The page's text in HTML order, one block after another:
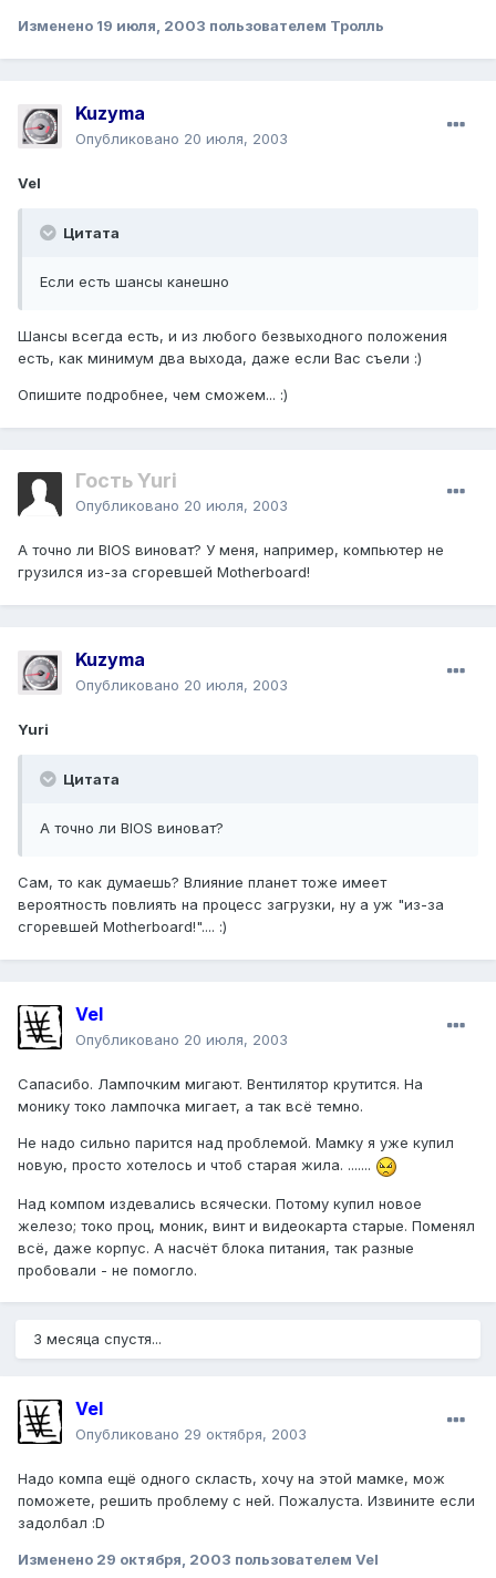
Изменено 19 июля, 2003 пользователем Тролль
Kuzyma
Опубликовано 20 июля, 2003
Vel
Цитата
Если есть шансы канешно
Шансы всегда есть, и из любого безвыходного положения
есть, как минимум два выхода, даже если Вас съели :)
Опишите подробнее, чем сможем... :)
Гость Yuri
Опубликовано 20 июля, 2003
А точно ли BIOS виноват? У меня, например, компьютер не
грузился из-за сгоревшей Motherboard!
Kuzyma
Опубликовано 20 июля, 2003
Yuri
Цитата
А точно ли BIOS виноват?
Сам, то как думаешь? Влияние планет тоже имеет
вероятность повлиять на процесс загрузки, ну а уж "из-за
сгоревшей Motherboard!".... :)
Vel
Опубликовано 20 июля, 2003
Сапасибо. Лампочким мигают. Вентилятор крутится. На
монику токо лампочка мигает, а так всё темно.
Не надо сильно парится над проблемой. Мамку я уже купил
новую, просто хотелось и чтоб старая жила. .......
Над компом издевались всячески. Потому купил новое
железо; токо проц, моник, винт и видеокарта старые. Поменял
всё, даже корпус. А насчёт блока питания, так разные
пробовали - не помогло.
3 месяца спустя...
Vel
Опубликовано 29 октября, 2003
Надо компа ещё одного скласть, хочу на этой мамке, мож
поможете, решить проблему с ней. Пожалуста. Извините если
задолбал :D
Изменено 29 октября, 2003 пользователем Vel